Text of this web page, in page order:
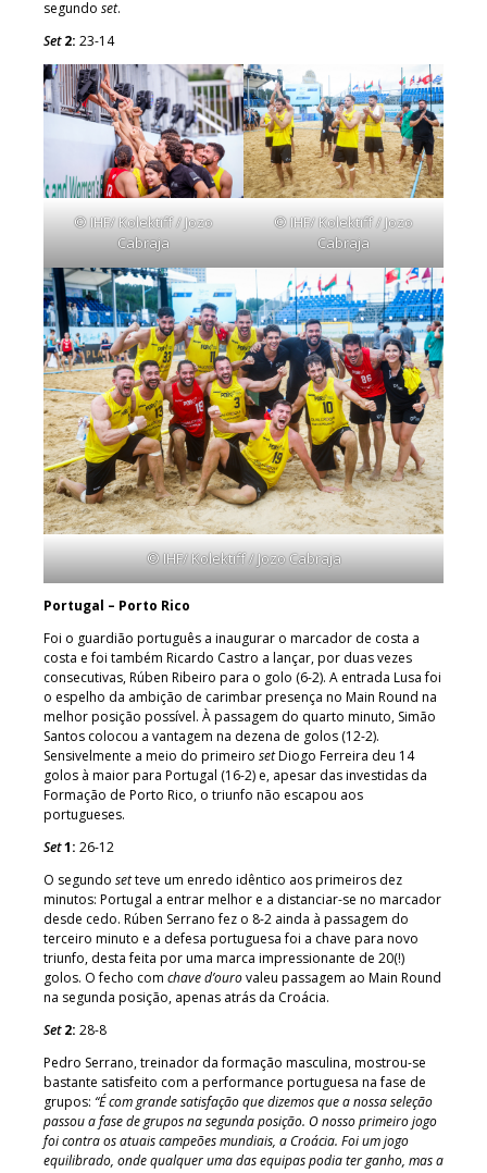
segundo set.
Set2: 23-14
© IHF/ Kolektiff / Jozo
Cabraja
© IHF/ Kolektiff / Jozo
Cabraja
© IHF/ Kolektiff / Jozo Cabraja
Portugal – Porto Rico
Foi o guardião português a inaugurar o marcador de costa a
costa e foi também Ricardo Castro a lançar, por duas vezes
consecutivas, Rúben Ribeiro para o golo (6-2). A entrada Lusa foi
o espelho da ambição de carimbar presença no Main Round na
melhor posição possível. À passagem do quarto minuto, Simão
Santos colocou a vantagem na dezena de golos (12-2).
Sensivelmente a meio do primeiro setDiogo Ferreira deu 14
golos à maior para Portugal (16-2) e, apesar das investidas da
Formação de Porto Rico, o triunfo não escapou aos
portugueses.
Set1: 26-12
O segundo setteve um enredo idêntico aos primeiros dez
minutos: Portugal a entrar melhor e a distanciar-se no marcador
desde cedo. Rúben Serrano fez o 8-2 ainda à passagem do
terceiro minuto e a defesa portuguesa foi a chave para novo
triunfo, desta feita por uma marca impressionante de 20(!)
golos. O fecho com chave d’ourovaleu passagem ao Main Round
na segunda posição, apenas atrás da Croácia.
Set2: 28-8
Pedro Serrano, treinador da formação masculina, mostrou-se
bastante satisfeito com a performance portuguesa na fase de
grupos: “É com grande satisfação que dizemos que a nossa seleção
passou a fase de grupos na segunda posição. O nosso primeiro jogo
foi contra os atuais campeões mundiais, a Croácia. Foi um jogo
equilibrado, onde qualquer uma das equipas podia ter ganho, mas a